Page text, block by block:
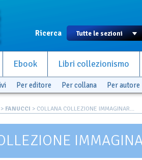
Ricerca
Ebook Libri collezionismo
Per editore Per collana Per autore
> FANUCCI > COLLANA COLLEZIONE IMMAGINAR...